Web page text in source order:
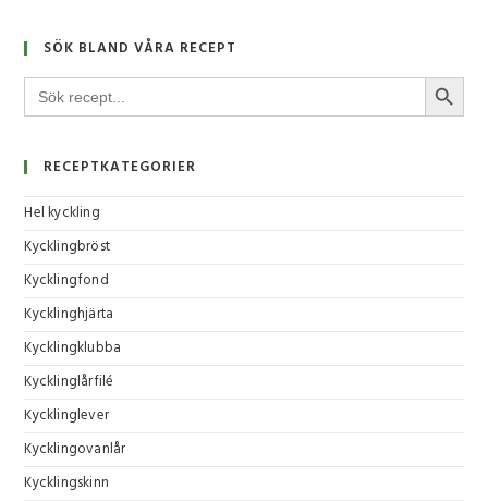
SÖK BLAND VÅRA RECEPT
Sök
efter:
RECEPTKATEGORIER
Hel kyckling
Kycklingbröst
Kycklingfond
Kycklinghjärta
Kycklingklubba
Kycklinglårfilé
Kycklinglever
Kycklingovanlår
Kycklingskinn